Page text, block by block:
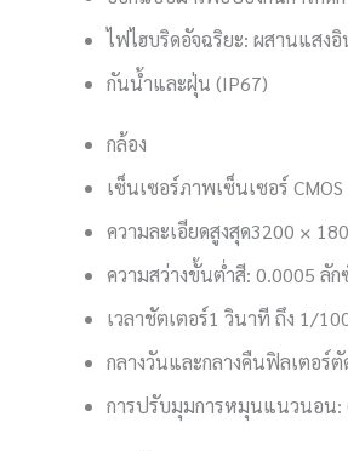
ไฟไฮบริดอัจฉริยะ: ผสานแสง
กันน้ำและฝุ่น (IP67)
กล้อง
เซ็นเซอร์ภาพเซ็นเซอร์
ความละเอียดสูงสุด3200 ×
ความสว่างขั้นต่ำสี: 0.0005 ลัก
เวลาชัตเตอร์1 วินาที ถึง 1/
กลางวันและกลางคืนฟิลเตอร์ตั
การปรับมุมการหมุนแนวนอน: